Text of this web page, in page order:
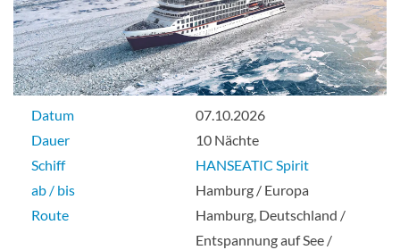
Guarantee Outside Cabin-[S01]
Aussenkabine
Guarantee Balcony Cabin-[S02]
Datum
07.10.2026
Dauer
10 Nächte
Schiff
HANSEATIC Spirit
ab / bis
Hamburg / Europa
Route
Hamburg, Deutschland /
Entspannung auf See /